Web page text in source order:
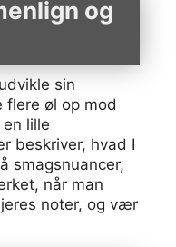
og
sin
flere øl op mod
lille
beskriver, hvad I
smagsnuancer,
når man
noter, og vær